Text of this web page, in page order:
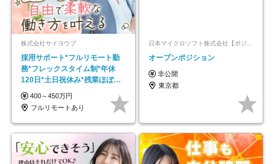
株式会社サイヨウブ
採用サポート*フルリモート勤
務*フレックスタイム制*年休
120日*土日祝休み*残業ほぼな
し*育児中社員8割以上
400～450万円
フルリモートあり
日本マイクロソフト株式会社【ポジションマッチ登録】
オープンポジション
非公開
東京都